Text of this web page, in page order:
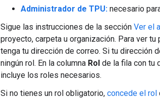
Administrador de TPU: necesario
Sigue las instrucciones de la sección Ver el
proyecto, carpeta u organización. Para ver
tenga tu dirección de correo. Si tu dirección
ningún rol. En la columna Rol de la fila con tu
incluye los roles necesarios.
Si no tienes un rol obligatorio, concede el rol